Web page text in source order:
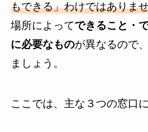
もできる」わけではありま
場所によってできること・
に必要なものが異なるので
ましょう。
ここでは、主な３つの窓口